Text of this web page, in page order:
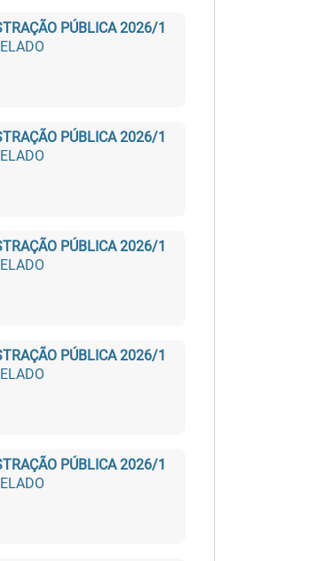
PÚBLICA 2026/1
PÚBLICA 2026/1
PÚBLICA 2026/1
PÚBLICA 2026/1
PÚBLICA 2026/1